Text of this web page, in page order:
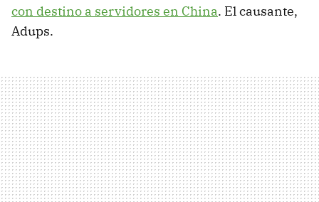
con destino a servidores en China. El causante,
Adups.